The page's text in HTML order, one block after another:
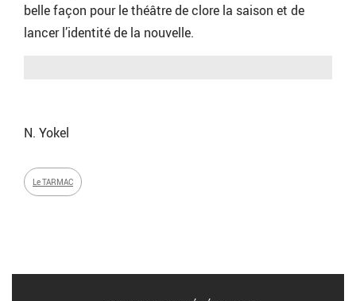
belle façon pour le théâtre de clore la saison et de
lancer l’identité de la nouvelle.
N. Yokel
Le TARMAC